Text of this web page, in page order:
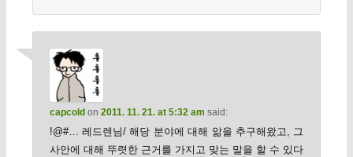
capcold on 2011. 11. 21. at 5:32 am said:
!@#… 레드렌님/ 해당 분야에 대해 앎을 추구해왔고, 그
사안에 대해 뚜렷한 근거를 가지고 맞는 말을 할 수 있다